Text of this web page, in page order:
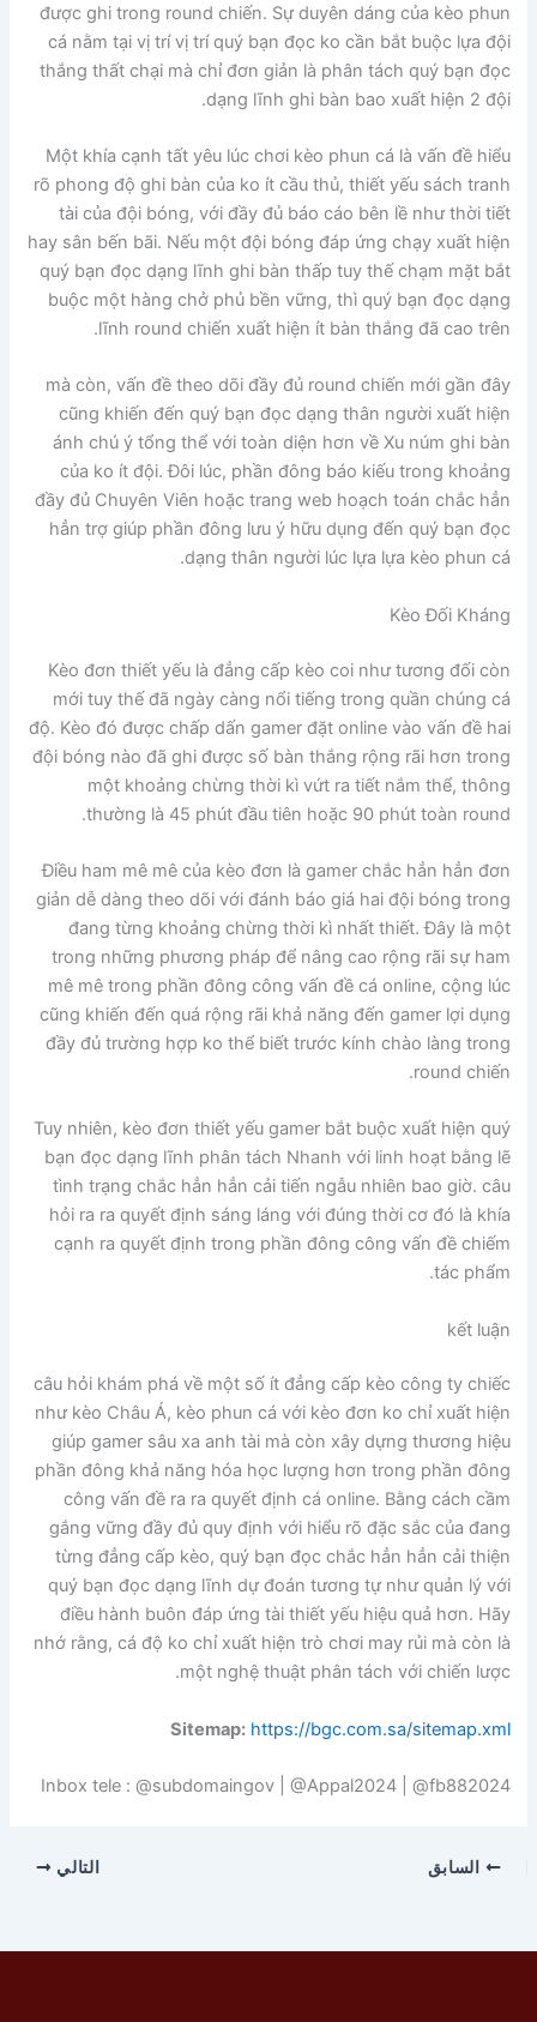
được ghi trong round chiến. Sự duyên dáng của kèo phun
cá nằm tại vị trí vị trí quý bạn đọc ko cần bắt buộc lựa đội
thắng thất chại mà chỉ đơn giản là phân tách quý bạn đọc
dạng lĩnh ghi bàn bao xuất hiện 2 đội.
Một khía cạnh tất yêu lúc chơi kèo phun cá là vấn đề hiểu
rõ phong độ ghi bàn của ko ít cầu thủ, thiết yếu sách tranh
tài của đội bóng, với đầy đủ báo cáo bên lề như thời tiết
hay sân bến bãi. Nếu một đội bóng đáp ứng chạy xuất hiện
quý bạn đọc dạng lĩnh ghi bàn thấp tuy thế chạm mặt bắt
buộc một hàng chở phủ bền vững, thì quý bạn đọc dạng
lĩnh round chiến xuất hiện ít bàn thắng đã cao trên.
mà còn, vấn đề theo dõi đầy đủ round chiến mới gần đây
cũng khiến đến quý bạn đọc dạng thân người xuất hiện
ánh chú ý tổng thể với toàn diện hơn về Xu núm ghi bàn
của ko ít đội. Đôi lúc, phần đông báo kiếu trong khoảng
đầy đủ Chuyên Viên hoặc trang web hoạch toán chắc hẳn
hẳn trợ giúp phần đông lưu ý hữu dụng đến quý bạn đọc
dạng thân người lúc lựa lựa kèo phun cá.
Kèo Đối Kháng
Kèo đơn thiết yếu là đẳng cấp kèo coi như tương đối còn
mới tuy thế đã ngày càng nổi tiếng trong quần chúng cá
độ. Kèo đó được chấp dấn gamer đặt online vào vấn đề hai
đội bóng nào đã ghi được số bàn thắng rộng rãi hơn trong
một khoảng chừng thời kì vứt ra tiết nắm thể, thông
thường là 45 phút đầu tiên hoặc 90 phút toàn round.
Điều ham mê mê của kèo đơn là gamer chắc hẳn hẳn đơn
giản dễ dàng theo dõi với đánh báo giá hai đội bóng trong
đang từng khoảng chừng thời kì nhất thiết. Đây là một
trong những phương pháp để nâng cao rộng rãi sự ham
mê mê trong phần đông công vấn đề cá online, cộng lúc
cũng khiến đến quá rộng rãi khả năng đến gamer lợi dụng
đầy đủ trường hợp ko thể biết trước kính chào làng trong
round chiến.
Tuy nhiên, kèo đơn thiết yếu gamer bắt buộc xuất hiện quý
bạn đọc dạng lĩnh phân tách Nhanh với linh hoạt bằng lẽ
tình trạng chắc hẳn hẳn cải tiến ngẫu nhiên bao giờ. câu
hỏi ra ra quyết định sáng láng với đúng thời cơ đó là khía
cạnh ra quyết định trong phần đông công vấn đề chiếm
tác phẩm.
kết luận
câu hỏi khám phá về một số ít đẳng cấp kèo công ty chiếc
như kèo Châu Á, kèo phun cá với kèo đơn ko chỉ xuất hiện
giúp gamer sâu xa anh tài mà còn xây dựng thương hiệu
phần đông khả năng hóa học lượng hơn trong phần đông
công vấn đề ra ra quyết định cá online. Bằng cách cầm
gắng vững đầy đủ quy định với hiểu rõ đặc sắc của đang
từng đẳng cấp kèo, quý bạn đọc chắc hẳn hẳn cải thiện
quý bạn đọc dạng lĩnh dự đoán tương tự như quản lý với
điều hành buôn đáp ứng tài thiết yếu hiệu quả hơn. Hãy
nhớ rằng, cá độ ko chỉ xuất hiện trò chơi may rủi mà còn là
một nghệ thuật phân tách với chiến lược.
Sitemap: https://bgc.com.sa/sitemap.xml
Inbox tele : @subdomaingov | @Appal2024 | @fb882024
السابق التالي